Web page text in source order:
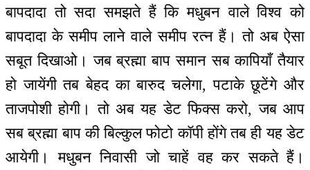
बापदादा तो सदा समझते हैं कि मधुबन वाले विश्व को
बापदादा के समीप लाने वाले समीप रत्न हैं। तो अब ऐसा
सबूत दिखाओ। जब ब्रह्मा बाप समान सब कापियाँ तैयार
हो जायेंगी तब बेहद का बारुद चलेगा, पटाके छूटेंगे और
ताजपोशी होगी। तो अब यह डेट फिक्स करो, जब आप
सब ब्रह्मा बाप की बिल्कुल फोटो कॉपी होंगे तब ही यह डेट
आयेगी। मधुबन निवासी जो चाहें वह कर सकते हैं।